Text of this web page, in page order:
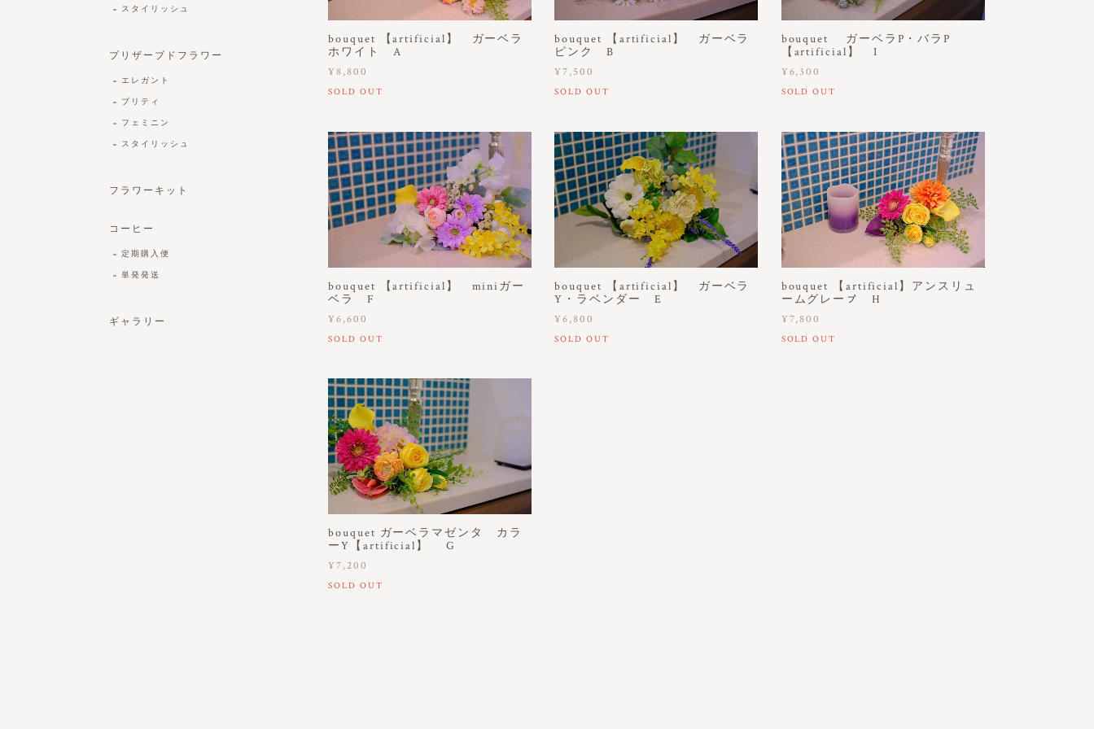
bouquet 【artificial】 ガーベラ
ホワイト A
¥8,800
SOLD OUT
bouquet 【artificial】 ガーベラ
ピンク B
¥7,500
SOLD OUT
bouquet ガーベラP・バラP
【artificial】 I
¥6,300
SOLD OUT
bouquet 【artificial】 miniガー
ベラ F
¥6,600
SOLD OUT
bouquet 【artificial】 ガーベラ
Y・ラベンダー E
¥6,800
SOLD OUT
bouquet 【artificial】アンスリュ
ームグレーㇷ゚ H
¥7,800
SOLD OUT
bouquet ガーベラマゼンタ カラ
ーY【artificial】 G
¥7,200
SOLD OUT
スタイリッシュ
プリザーブドフラワー
エレガント
プリティ
フェミニン
スタイリッシュ
フラワーキット
コーヒー
定期購入便
単発発送
ギャラリー